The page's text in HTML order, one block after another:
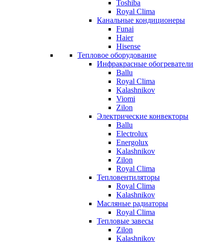
Toshiba
Royal Clima
Канальные кондиционеры
Funai
Haier
Hisense
Тепловое оборудование
Инфракрасные обогреватели
Ballu
Royal Clima
Kalashnikov
Viomi
Zilon
Электрические конвекторы
Ballu
Electrolux
Energolux
Kalashnikov
Zilon
Royal Clima
Тепловентиляторы
Royal Clima
Kalashnikov
Масляные радиаторы
Royal Clima
Тепловые завесы
Zilon
Kalashnikov